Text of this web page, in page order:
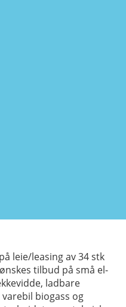
leie/leasing av 34 stk
tilbud på små el-
ladbare
biogass og